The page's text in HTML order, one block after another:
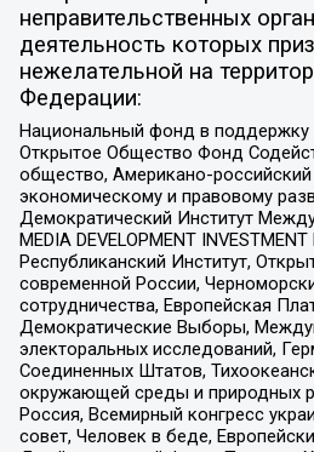
неправительственных
деятельность которых
нежелательной на
Федерации:
Национальный фонд в поддержку
Открытое Общество Фонд
общество, Американо-
экономическому и правовому
Демократический Институт
MEDIA DEVELOPMENT
Республиканский Институт,
современной России,
сотрудничества, Европейская
Демократические Выборы,
электоральных исследований,
Соединенных Штатов,
окружающей среды и природных
Россия, Всемирный конгресс
совет, Человек в беде,